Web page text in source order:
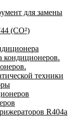
для замены
(CO²)
кондиционеров.
техники
R404a